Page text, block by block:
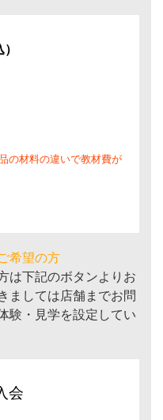
の材料の違いで教材費が
希望の方
は下記のボタンよりお
ましては店舗までお問
験・見学を設定してい
会